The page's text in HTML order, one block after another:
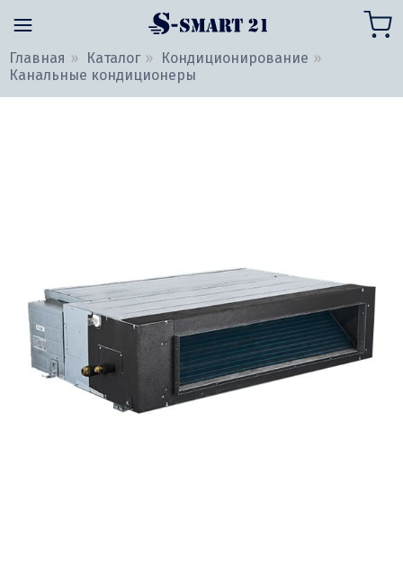
Главная Каталог
Кондиционирование
Канальные кондиционеры